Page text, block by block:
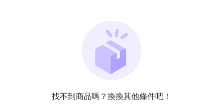
找不到商品嗎？換換其他條件吧！